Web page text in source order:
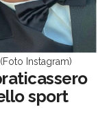
Instagram)
sport